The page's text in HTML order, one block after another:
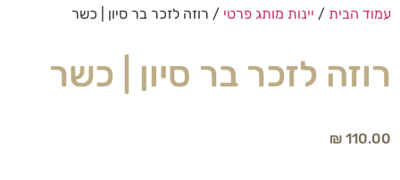
עמוד הבית / יינות מותג פרטי / רוזה לזכר בר סיון | כשר
רוזה לזכר בר סיון | כשר
₪ 110.00